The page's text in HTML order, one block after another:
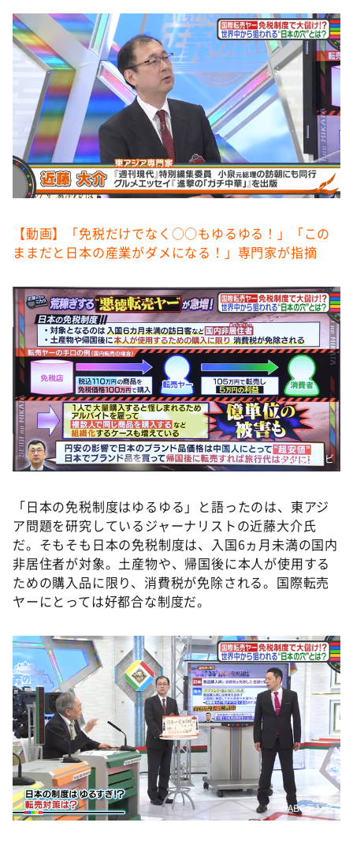
ぺこぱのまるスポ
アナ回覧板
©️ABCテレビ
【動画】「免税だけでなく○○もゆるゆる！」「この
ままだと日本の産業がダメになる！」専門家が指摘
©️ABCテレビ
「日本の免税制度はゆるゆる」と語ったのは、東アジ
ア問題を研究しているジャーナリストの近藤大介氏
だ。そもそも日本の免税制度は、入国6ヵ月未満の国内
非居住者が対象。土産物や、帰国後に本人が使用する
ための購入品に限り、消費税が免除される。国際転売
ヤーにとっては好都合な制度だ。
©️ABCテレビ